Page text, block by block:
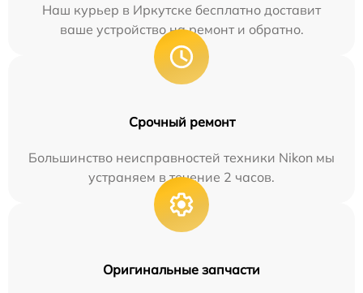
Наш курьер в Иркутске бесплатно доставит
ваше устройство на ремонт и обратно.
Срочный ремонт
Большинство неисправностей техники Nikon мы
устраняем в течение 2 часов.
Оригинальные запчасти